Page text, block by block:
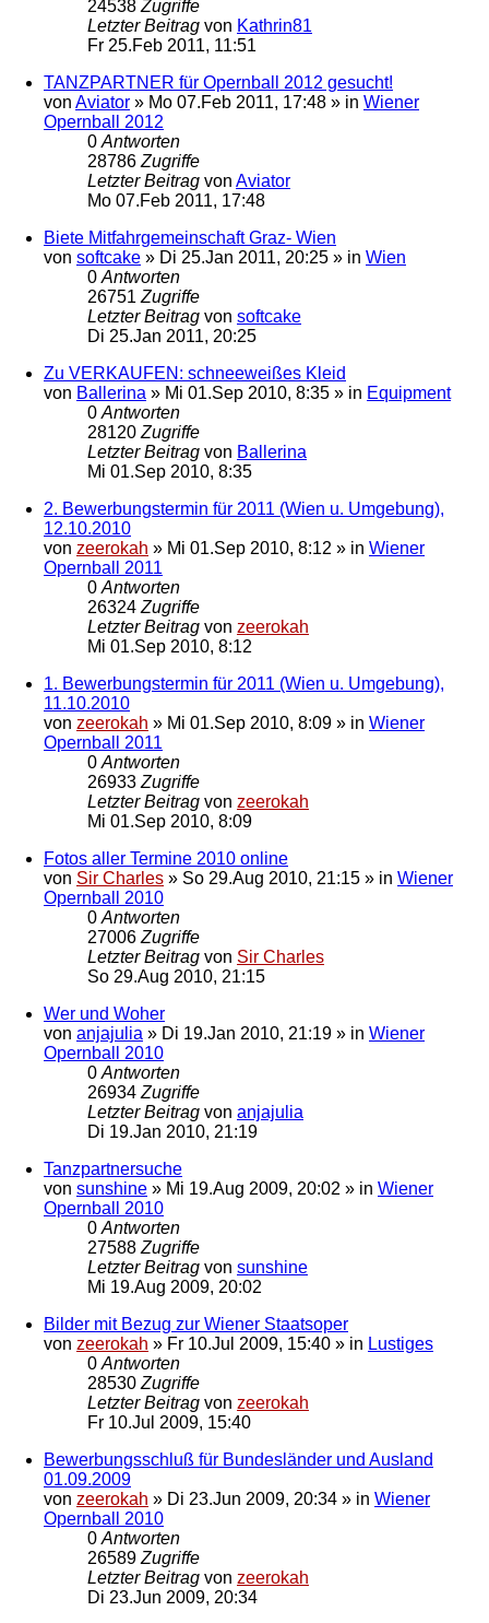
24538 Zugriffe
Letzter Beitrag von Kathrin81
Fr 25.Feb 2011, 11:51
TANZPARTNER für Opernball 2012 gesucht!
von Aviator » Mo 07.Feb 2011, 17:48 » in Wiener
Opernball 2012
0 Antworten
28786 Zugriffe
Letzter Beitrag von Aviator
Mo 07.Feb 2011, 17:48
Biete Mitfahrgemeinschaft Graz- Wien
von softcake » Di 25.Jan 2011, 20:25 » in Wien
0 Antworten
26751 Zugriffe
Letzter Beitrag von softcake
Di 25.Jan 2011, 20:25
Zu VERKAUFEN: schneeweißes Kleid
von Ballerina » Mi 01.Sep 2010, 8:35 » in Equipment
0 Antworten
28120 Zugriffe
Letzter Beitrag von Ballerina
Mi 01.Sep 2010, 8:35
2. Bewerbungstermin für 2011 (Wien u. Umgebung),
12.10.2010
von zeerokah » Mi 01.Sep 2010, 8:12 » in Wiener
Opernball 2011
0 Antworten
26324 Zugriffe
Letzter Beitrag von zeerokah
Mi 01.Sep 2010, 8:12
1. Bewerbungstermin für 2011 (Wien u. Umgebung),
11.10.2010
von zeerokah » Mi 01.Sep 2010, 8:09 » in Wiener
Opernball 2011
0 Antworten
26933 Zugriffe
Letzter Beitrag von zeerokah
Mi 01.Sep 2010, 8:09
Fotos aller Termine 2010 online
von Sir Charles » So 29.Aug 2010, 21:15 » in Wiener
Opernball 2010
0 Antworten
27006 Zugriffe
Letzter Beitrag von Sir Charles
So 29.Aug 2010, 21:15
Wer und Woher
von anjajulia » Di 19.Jan 2010, 21:19 » in Wiener
Opernball 2010
0 Antworten
26934 Zugriffe
Letzter Beitrag von anjajulia
Di 19.Jan 2010, 21:19
Tanzpartnersuche
von sunshine » Mi 19.Aug 2009, 20:02 » in Wiener
Opernball 2010
0 Antworten
27588 Zugriffe
Letzter Beitrag von sunshine
Mi 19.Aug 2009, 20:02
Bilder mit Bezug zur Wiener Staatsoper
von zeerokah » Fr 10.Jul 2009, 15:40 » in Lustiges
0 Antworten
28530 Zugriffe
Letzter Beitrag von zeerokah
Fr 10.Jul 2009, 15:40
Bewerbungsschluß für Bundesländer und Ausland
01.09.2009
von zeerokah » Di 23.Jun 2009, 20:34 » in Wiener
Opernball 2010
0 Antworten
26589 Zugriffe
Letzter Beitrag von zeerokah
Di 23.Jun 2009, 20:34